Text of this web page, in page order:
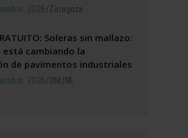
2026/Zaragoza
Soleras sin mallazo:
está cambiando la
de pavimentos industriales
2026/ONLINE